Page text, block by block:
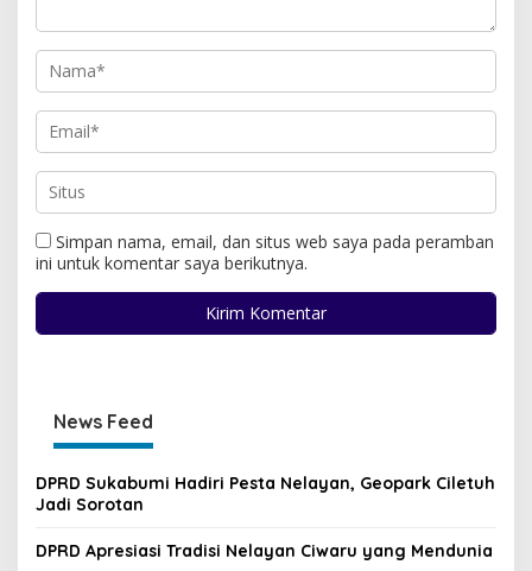
Simpan nama, email, dan situs web saya pada peramban
ini untuk komentar saya berikutnya.
News Feed
DPRD Sukabumi Hadiri Pesta Nelayan, Geopark Ciletuh
Jadi Sorotan
DPRD Apresiasi Tradisi Nelayan Ciwaru yang Mendunia